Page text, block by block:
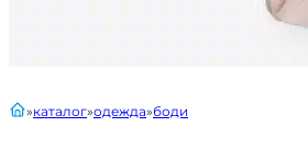
главнаякаталог одежда боди